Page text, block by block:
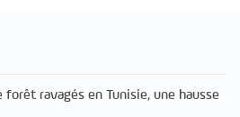
ravagés en Tunisie, une hausse